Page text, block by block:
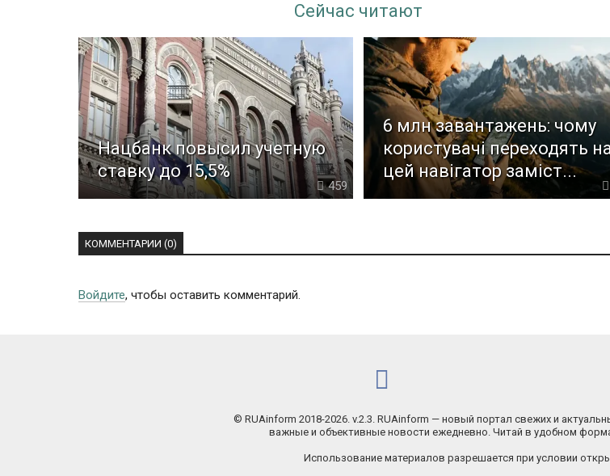
Сейчас читают
Нацбанк повысил учетную
ставку до 15,5%
459
6 млн завантажень: чому
користувачі переходять
цей навігатор заміст...
КОММЕНТАРИИ (0)
Войдите, чтобы оставить комментарий.
© RUAinform 2018-2026. v.2.3. RUAinform — новый портал свежих и
важные и объективные новости ежедневно. Читай в удобном
Использование материалов разрешается при условии